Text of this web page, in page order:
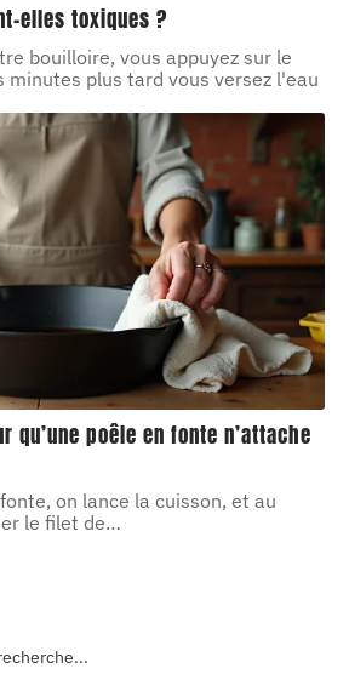
elles toxiques ?
bouilloire, vous appuyez sur le
minutes plus tard vous versez l'eau
qu’une poêle en fonte n’attache
on lance la cuisson, et au
le filet de…